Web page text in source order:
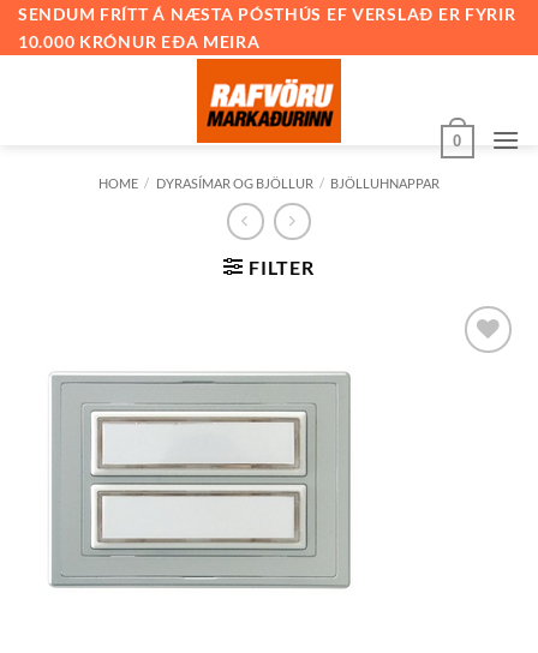
SkipSENDUM FRÍTT Á NÆSTA PÓSTHÚS EF VERSLAÐ ER FYRIR
10.000 KRÓNUR EÐA MEIRA
0
HOME / DYRASÍMAR OG BJÖLLUR / BJÖLLUHNAPPAR
FILTER